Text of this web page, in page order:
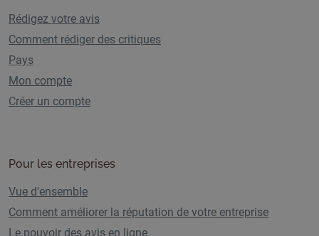
Rédigez votre avis
Comment rédiger des critiques
Pays
Mon compte
Créer un compte
Pour les entreprises
Vue d'ensemble
Comment améliorer la réputation de votre entreprise
Le pouvoir des avis en ligne